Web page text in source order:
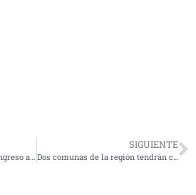
SIGUIENTE
Dos comunas de la región tendrán cambios en relación al Plan Paso a Paso